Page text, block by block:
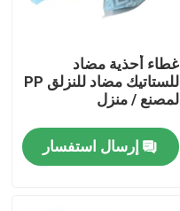
غطاء أحذية مضاد
للستاتيك مضاد للنزلق PP
لمصنع / منزل
إرسال استفسار